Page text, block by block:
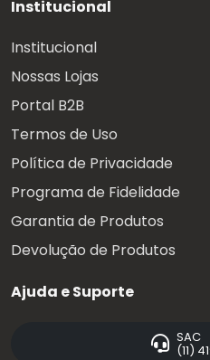
Institucional
Institucional
Nossas Lojas
Portal B2B
Termos de Uso
Política de Privacidade
Programa de Fidelidade
Garantia de Produtos
Devolução de Produtos
Ajuda e Suporte
SAC
(11)